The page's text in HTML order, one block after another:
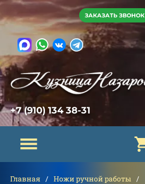
ЗАКАЗАТЬ ЗВОНОК
+7 (910) 134 38-31
Главная
Ножи ручной работы